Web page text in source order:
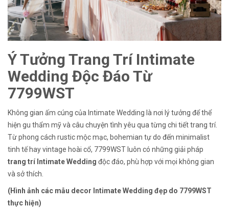
Ý Tưởng Trang Trí Intimate
Wedding Độc Đáo Từ
7799WST
Không gian ấm cúng của Intimate Wedding là nơi lý tưởng để thể
hiện gu thẩm mỹ và câu chuyện tình yêu qua từng chi tiết trang trí.
Từ phong cách rustic mộc mạc, bohemian tự do đến minimalist
tinh tế hay vintage hoài cổ, 7799WST luôn có những giải pháp
trang trí Intimate Wedding độc đáo, phù hợp với mọi không gian
và sở thích.
(Hình ảnh các mẫu decor Intimate Wedding đẹp do 7799WST
thực hiện)